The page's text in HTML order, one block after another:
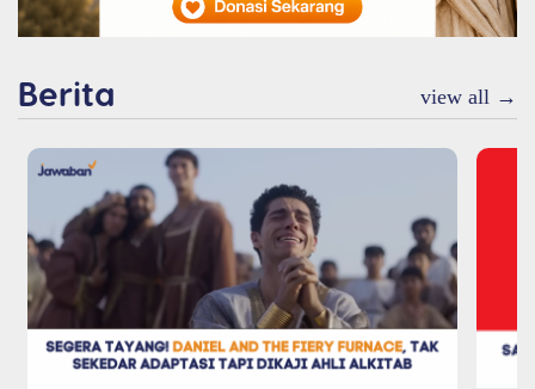
05 Agustus 2026
Memandang Tuhan
Dengan Takjub
04 Agustus 2026
Berita view all →